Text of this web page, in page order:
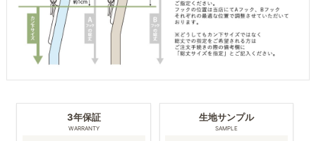
3年保証
WARRANTY
生地サンプル
SAMPLE